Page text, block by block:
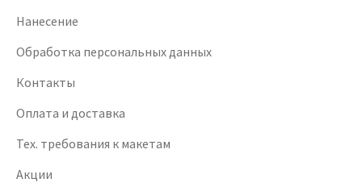
Нанесение
Обработка персональных данных
Контакты
Оплата и доставка
Тех. требования к макетам
Акции